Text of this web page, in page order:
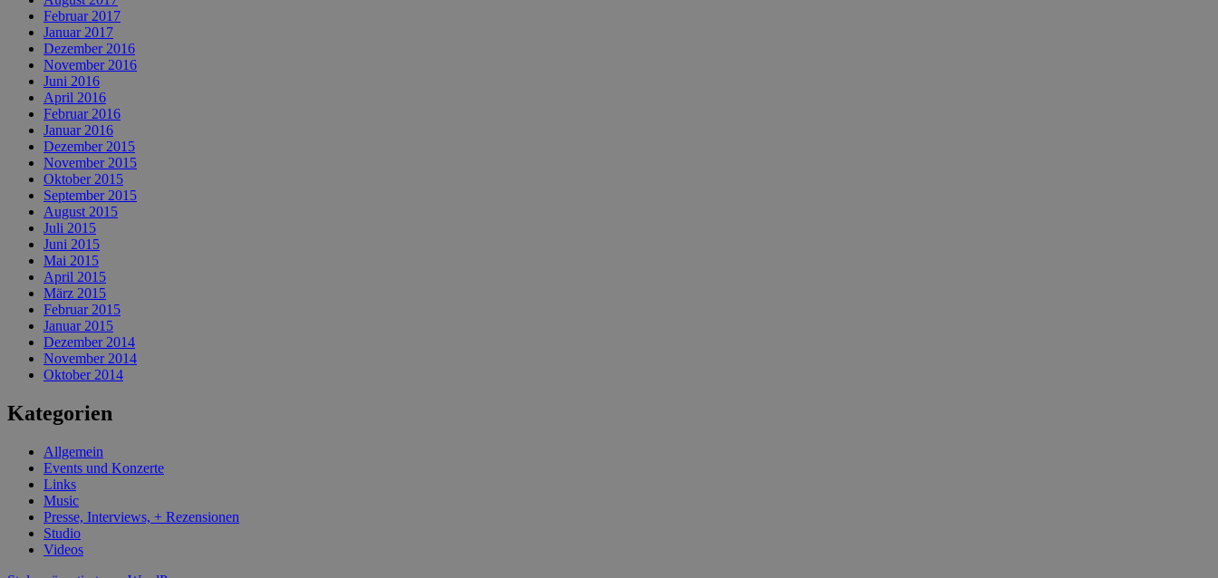
Februar 2017
Januar 2017
Dezember 2016
November 2016
Juni 2016
April 2016
Februar 2016
Januar 2016
Dezember 2015
November 2015
Oktober 2015
September 2015
August 2015
Juli 2015
Juni 2015
Mai 2015
April 2015
März 2015
Februar 2015
Januar 2015
Dezember 2014
November 2014
Oktober 2014
Kategorien
Allgemein
Events und Konzerte
Links
Music
Presse, Interviews, + Rezensionen
Studio
Videos